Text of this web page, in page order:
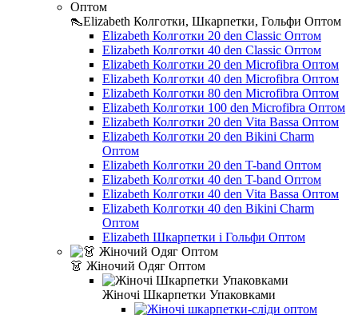
👠Elizabeth Колготки, Шкарпетки, Гольфи Оптом
Elizabeth Колготки 20 den Classic Оптом
Elizabeth Колготки 40 den Classic Оптом
Elizabeth Колготки 20 den Microfibra Оптом
Elizabeth Колготки 40 den Microfibra Оптом
Elizabeth Колготки 80 den Microfibra Оптом
Elizabeth Колготки 100 den Microfibra Оптом
Elizabeth Колготки 20 den Vita Bassa Оптом
Elizabeth Колготки 20 den Bikini Charm
Оптом
Elizabeth Колготки 20 den T-band Оптом
Elizabeth Колготки 40 den T-band Оптом
Elizabeth Колготки 40 den Vita Bassa Оптом
Elizabeth Колготки 40 den Bikini Charm
Оптом
Elizabeth Шкарпетки і Гольфи Оптом
👗 Жіночий Одяг Оптом
Жіночі Шкарпетки Упаковками